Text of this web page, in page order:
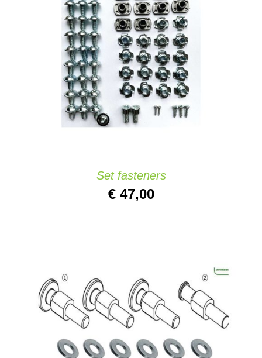
IN DEN WARENKORB
/
DETAILS
Set fasteners
€47,00
DETAILS